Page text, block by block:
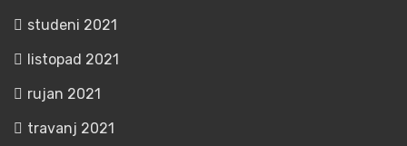
studeni 2021
listopad 2021
rujan 2021
travanj 2021